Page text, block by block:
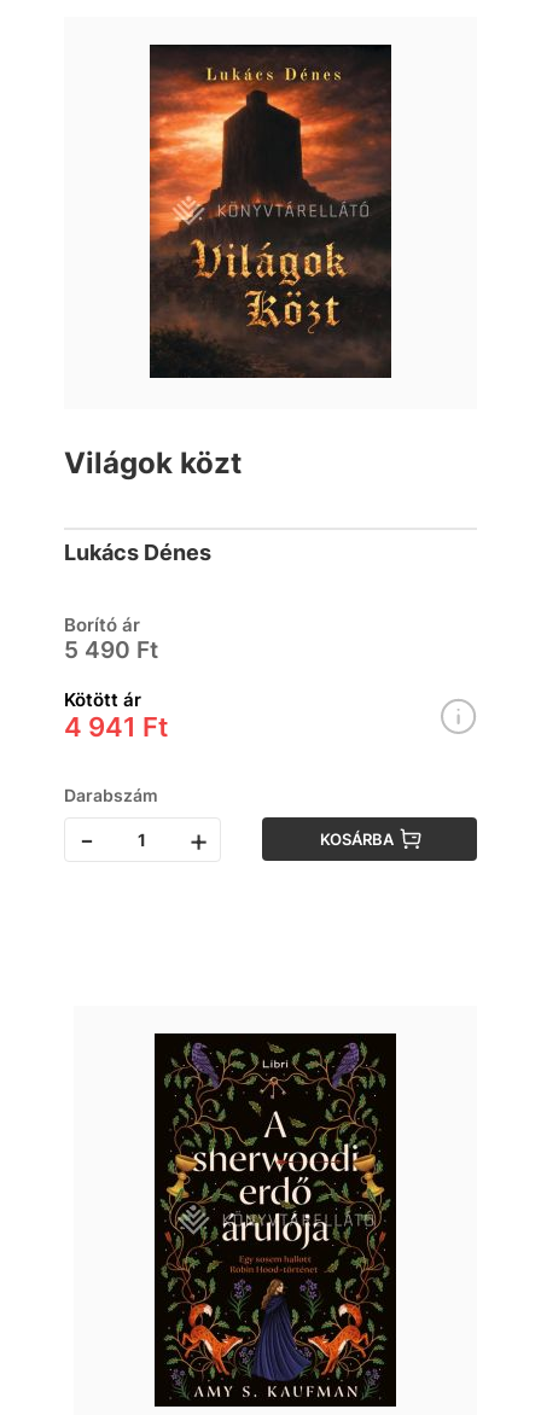
Világok közt
Lukács Dénes
Borító ár
5 490 Ft
Kötött ár
4 941 Ft
Darabszám
- + KOSÁRBA